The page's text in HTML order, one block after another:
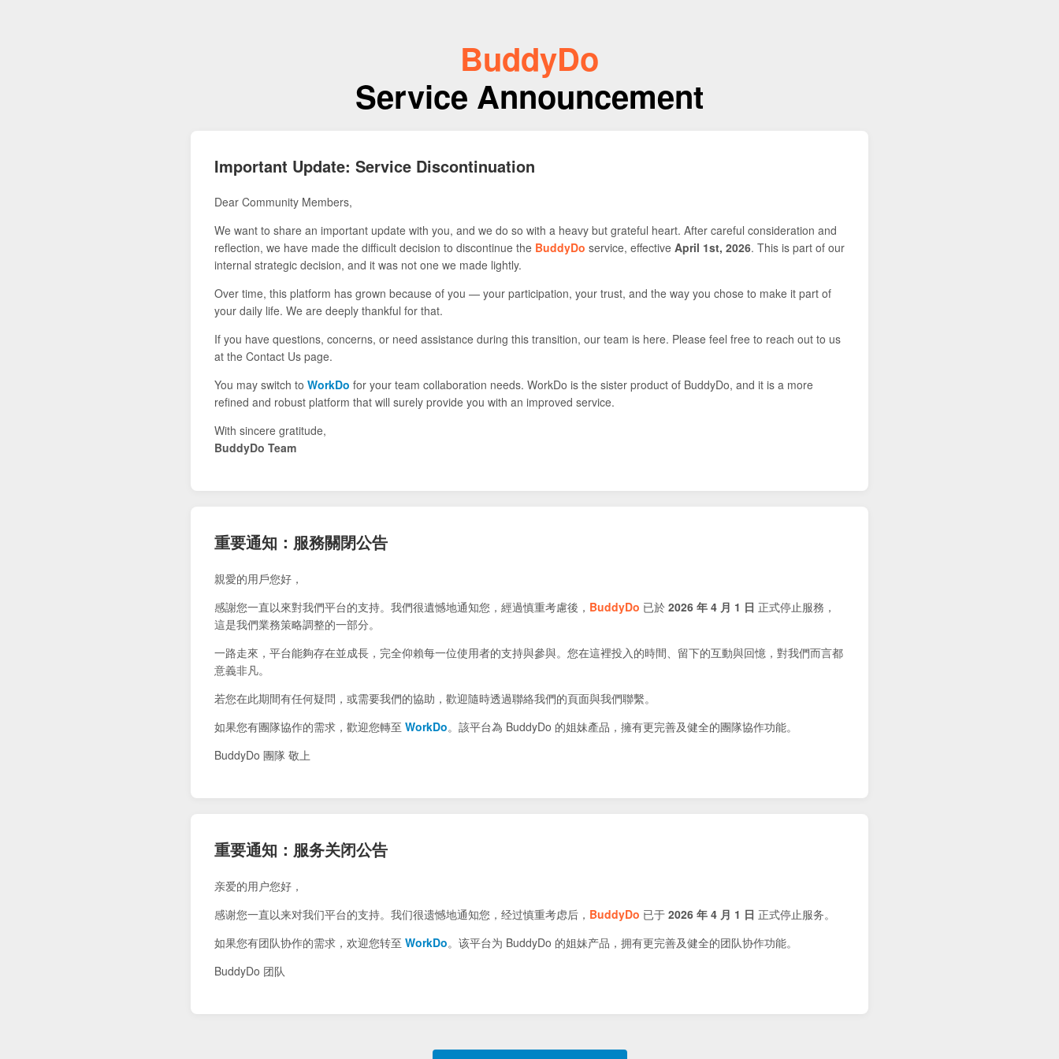
BuddyDo
Service Announcement
Important Update: Service Discontinuation
Dear Community Members,
We want to share an important update with you, and we do so with a heavy but grateful heart. After careful consideration and
reflection, we have made the difficult decision to discontinue the BuddyDo service, effective April 1st, 2026. This is part of our
internal strategic decision, and it was not one we made lightly.
Over time, this platform has grown because of you — your participation, your trust, and the way you chose to make it part of
your daily life. We are deeply thankful for that.
If you have questions, concerns, or need assistance during this transition, our team is here. Please feel free to reach out to us
at the Contact Us page.
You may switch to WorkDo for your team collaboration needs. WorkDo is the sister product of BuddyDo, and it is a more
refined and robust platform that will surely provide you with an improved service.
With sincere gratitude,
BuddyDo Team
重要通知：服務關閉公告
親愛的用戶您好，
感謝您一直以來對我們平台的支持。我們很遺憾地通知您，經過慎重考慮後， BuddyDo 已於 2026 年 4 月 1 日 正式停止服務，
這是我們業務策略調整的一部分。
一路走來，平台能夠存在並成長，完全仰賴每一位使用者的支持與參與。您在這裡投入的時間、留下的互動與回憶，對我們而言都
意義非凡。
若您在此期間有任何疑問，或需要我們的協助，歡迎隨時透過聯絡我們的頁面與我們聯繫。
如果您有團隊協作的需求，歡迎您轉至 WorkDo。該平台為 BuddyDo 的姐妹產品，擁有更完善及健全的團隊協作功能。
BuddyDo 團隊 敬上
重要通知：服务关闭公告
亲爱的用户您好，
感谢您一直以来对我们平台的支持。我们很遗憾地通知您，经过慎重考虑后， BuddyDo 已于 2026 年 4 月 1 日 正式停止服务。
如果您有团队协作的需求，欢迎您转至 WorkDo。该平台为 BuddyDo 的姐妹产品，拥有更完善及健全的团队协作功能。
BuddyDo 团队